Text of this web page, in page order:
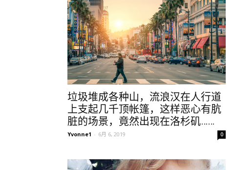
垃圾堆成各种山，流浪汉在人行道
上支起几千顶帐篷，这样恶心有肮
脏的场景，竟然出现在洛杉矶……
Yvonne1 - 6月 6, 2019 0